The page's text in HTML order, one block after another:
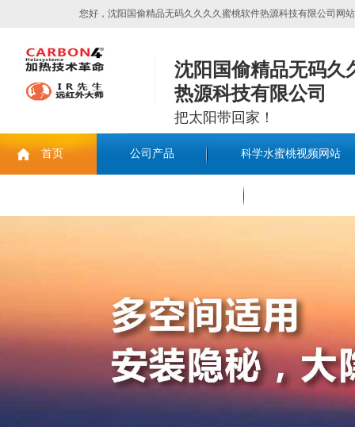
您好，沈阳国偷精品无码久久久久蜜桃软件热源科技有限公司网站欢
沈阳国偷精品无码久
热源科技有限公司
把太阳带回家！
首页 公司产品 科学水蜜桃视频网站